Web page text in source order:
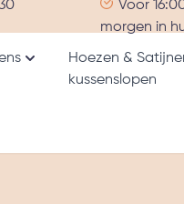
Voor
morgen in
producten categorie
Toon submenu voor
Hoezen &
kussenslopen